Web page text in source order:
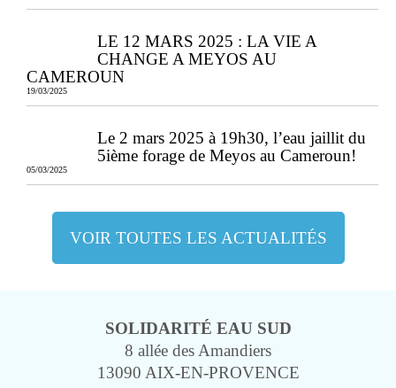
LE 12 MARS 2025 : LA VIE A
CHANGE A MEYOS AU
CAMEROUN
19/03/2025
Le 2 mars 2025 à 19h30, l’eau jaillit du
5ième forage de Meyos au Cameroun!
05/03/2025
VOIR TOUTES LES ACTUALITÉS
SOLIDARITÉ EAU SUD
8 allée des Amandiers
13090 AIX-EN-PROVENCE